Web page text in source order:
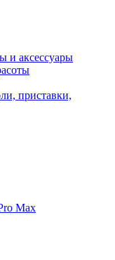
и аксессуары
приставки,
Max